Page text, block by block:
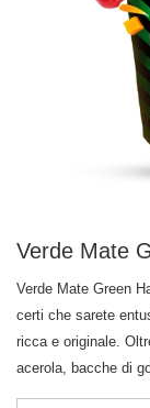
Verde Mate
Verde Mate Green
certi che sarete
ricca e originale.
acerola, bacche di